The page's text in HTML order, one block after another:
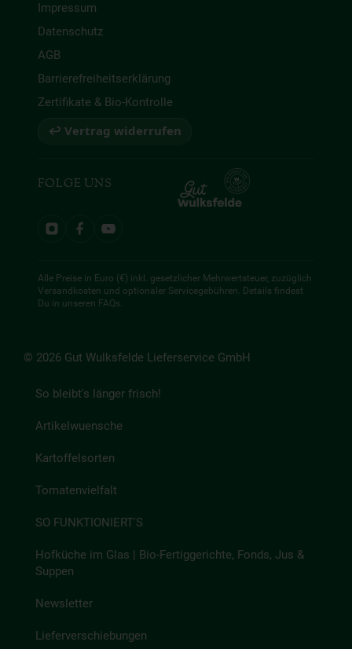
Impressum
Datenschutz
AGB
Barrierefreiheitserklärung
Zertifikate & Bio-Kontrolle
↩ Vertrag widerrufen
FOLGE UNS
Alle Preise in Euro (€) inkl. gesetzlicher Mehrwertsteuer, zuzüglich
Versandkosten und optionaler Servicegebühren. Details findest
Du in unseren FAQs.
© 2026 Gut Wulksfelde Lieferservice GmbH
So bleibt's länger frisch!
Artikelwuensche
Kartoffelsorten
Tomatenvielfalt
SO FUNKTIONIERT'S
Hofküche im Glas | Bio-Fertiggerichte, Fonds, Jus &
Suppen
Newsletter
Lieferverschiebungen